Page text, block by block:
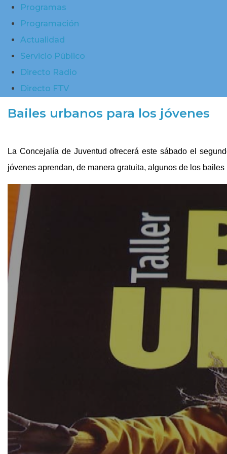
Programas
Programación
Actualidad
Servicio Público
Directo Radio
Directo FTV
Bailes urbanos para los jóvenes
La Concejalía de Juventud ofrecerá este sábado el
jóvenes aprendan, de manera gratuita, algunos de los